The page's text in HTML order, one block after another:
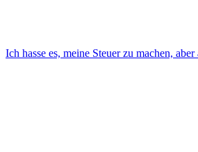
Ich hasse es, meine Steuer zu machen, aber